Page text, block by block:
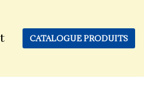
CATALOGUE PRODUITS